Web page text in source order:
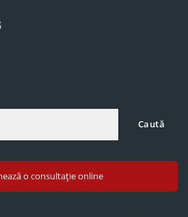
Caută
o consultație online